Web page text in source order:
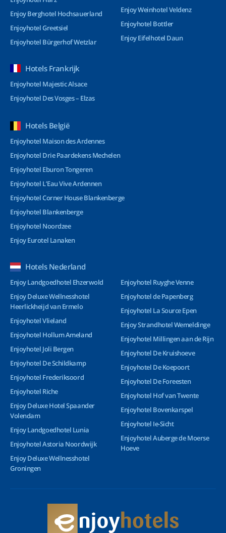
Enjoy Berghotel Hochsauerland
Enjoyhotel Greetsiel
Enjoyhotel Bürgerhof Wetzlar
Enjoy Weinhotel Veldenz
Enjoyhotel Bottler
Enjoy Eifelhotel Daun
Hotels Frankrijk
Enjoyhotel Majestic Alsace
Enjoyhotel Des Vosges – Elzas
Hotels België
Enjoyhotel Maison des Ardennes
Enjoyhotel Drie Paardekens Mechelen
Enjoyhotel Eburon Tongeren
Enjoyhotel L’Eau Vive Ardennen
Enjoyhotel Corner House Blankenberge
Enjoyhotel Blankenberge
Enjoyhotel Noordzee
Enjoy Eurotel Lanaken
Hotels Nederland
Enjoy Landgoedhotel Ehzerwold
Enjoy Deluxe Wellnesshotel
Heerlickheijd van Ermelo
Enjoyhotel Vlieland
Enjoyhotel Hollum Ameland
Enjoyhotel Joli Bergen
Enjoyhotel De Schildkamp
Enjoyhotel Frederiksoord
Enjoyhotel Riche
Enjoy Deluxe Hotel Spaander
Volendam
Enjoy Landgoedhotel Lunia
Enjoyhotel Astoria Noordwijk
Enjoy Deluxe Wellnesshotel
Groningen
Enjoyhotel Ruyghe Venne
Enjoyhotel de Papenberg
Enjoyhotel La Source Epen
Enjoy Strandhotel Wemeldinge
Enjoyhotel Millingen aan de Rijn
Enjoyhotel De Kruishoeve
Enjoyhotel De Koepoort
Enjoyhotel De Foreesten
Enjoyhotel Hof van Twente
Enjoyhotel Bovenkarspel
Enjoyhotel Ie-Sicht
Enjoyhotel Auberge de Moerse
Hoeve